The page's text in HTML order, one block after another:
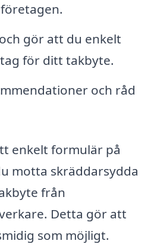
gör att du enkelt
för ditt takbyte.
och råd
enkelt formulär på
motta skräddarsydda
från
Detta gör att
som möjligt.